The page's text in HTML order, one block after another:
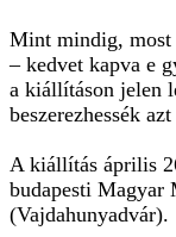
Mint mindig, most
– kedvet kapva e
a kiállításon jelen
beszerezhessék
A kiállítás április
budapesti Magyar
(Vajdahunyadvár).